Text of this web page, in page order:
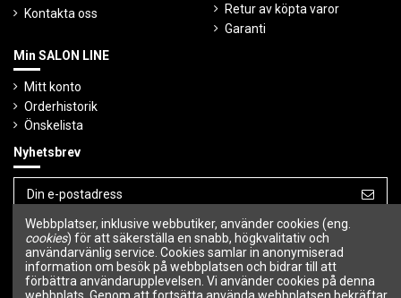
Kontakta oss
Retur av köpta varor
Garanti
Min SALON LINE
Mitt konto
Orderhistorik
Önskelista
Nyhetsbrev
Du kan avbryta prenumerationen när som
helst.
Följ oss
Webbplatser, inklusive webbutiker, använder cookies (eng.
cookies) för att säkerställa en snabb, högkvalitativ och
användarvänlig service. Cookies samlar in anonymiserad
information om besök på webbplatsen och bidrar till att
förbättra användarupplevelsen. Vi använder cookies på denna